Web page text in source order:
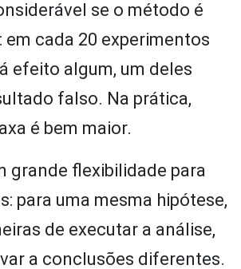
se o método é
em cada 20 experimentos
efeito algum, um deles
falso. Na prática,
é bem maior.
grande flexibilidade para
para uma mesma hipótese,
de executar a análise,
a conclusões diferentes.